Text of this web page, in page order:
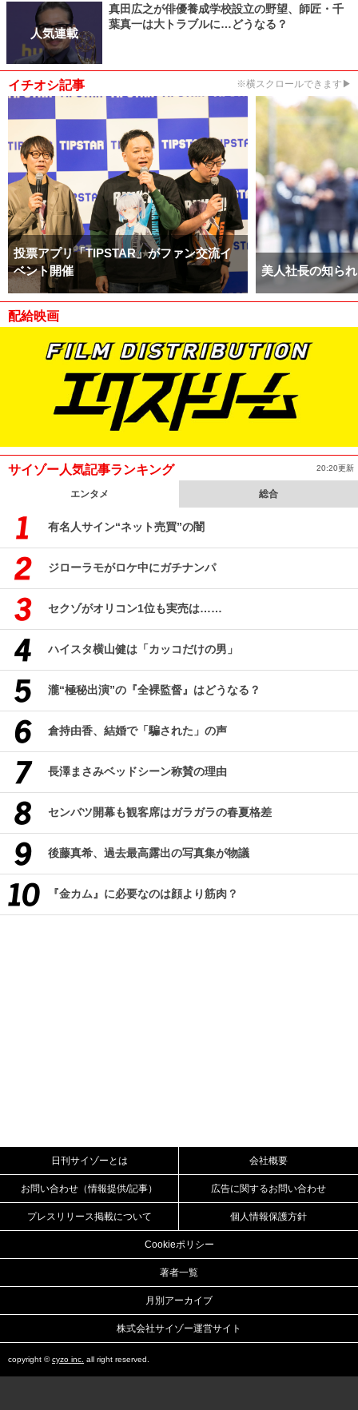
人気連載
真田広之が俳優養成学校設立の野望、師匠・千
葉真一は大トラブルに…どうなる？
イチオシ記事 ※横スクロールできます▶
投票アプリ「TIPSTAR」がファン交流イ
ベント開催
美人社長の知ら
配給映画
サイゾー人気記事ランキング 20:20更新
エンタメ 総合
有名人サイン“ネット売買”の闇
ジローラモがロケ中にガチナンパ
セクゾがオリコン1位も実売は……
ハイスタ横山健は「カッコだけの男」
瀧“極秘出演”の『全裸監督』はどうなる？
倉持由香、結婚で「騙された」の声
長澤まさみベッドシーン称賛の理由
センバツ開幕も観客席はガラガラの春夏格差
後藤真希、過去最高露出の写真集が物議
『金カム』に必要なのは顔より筋肉？
日刊サイゾーとは 会社概要
お問い合わせ（情報提供/記事） 広告に関するお問い合わせ
プレスリリース掲載について 個人情報保護方針
Cookieポリシー
著者一覧
月別アーカイブ
株式会社サイゾー運営サイト
copyright ©cyzo inc. all right reserved.